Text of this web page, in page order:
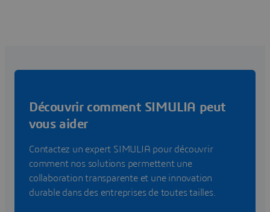
Découvrir comment SIMULIA peut
vous aider
Contactez un expert SIMULIA pour découvrir
comment nos solutions permettent une
collaboration transparente et une innovation
durable dans des entreprises de toutes tailles.